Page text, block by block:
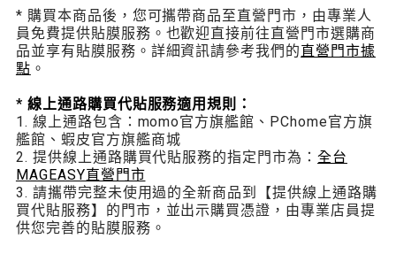
版
抗
保
護
貼
版
抗
保
護
貼
Vetro
3D+
滿
版
刮
保
護
貼
* 購買本商品後，您可攜帶商品至直營門市，由專業人
員免費提供貼膜服務。也歡迎直接前往直營門市選購商
品並享有貼膜服務。詳細資訊請參考我們的直營門市據
點 。
* 線上通路購買代貼服務適用規則：
1. 線上通路包含：momo官方旗艦館、PChome官方旗
艦館、蝦皮官方旗艦商城
2. 提供線上通路購買代貼服務的指定門市為：全台
MAGEASY直營門市
3. 請攜帶完整未使用過的全新商品到【提供線上通路購
買代貼服務】的門市，並出示購買憑證，由專業店員提
供您完善的貼膜服務。